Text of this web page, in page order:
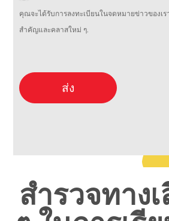
คุณจะได้รับการลงทะเบียนในจดหมายข่าวของเร
สำคัญและคลาสใหม่ ๆ.
ส่ง
สำรวจทาง